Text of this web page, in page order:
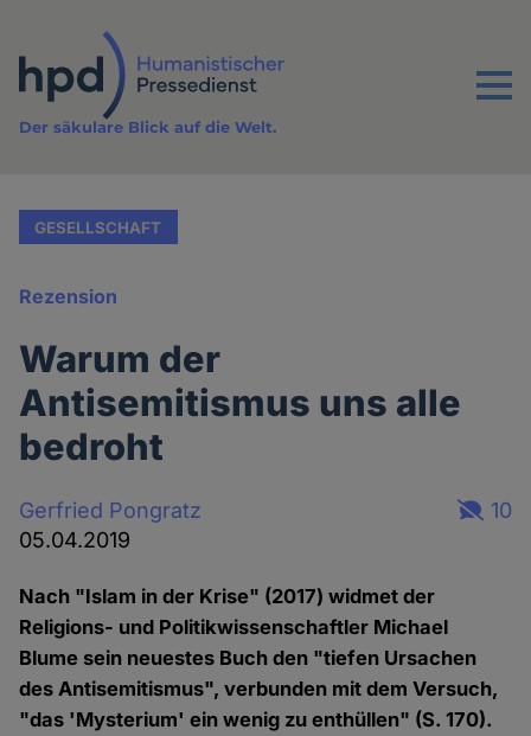
Inhalt
Menu
Der säkulare Blick auf die Welt.
GESELLSCHAFT
Rezension
Warum der
Antisemitismus uns alle
bedroht
Gerfried Pongratz
05.04.2019
10
Nach "Islam in der Krise" (2017) widmet der
Religions- und Politikwissenschaftler Michael
Blume sein neuestes Buch den "tiefen Ursachen
des Antisemitismus", verbunden mit dem Versuch,
"das 'Mysterium' ein wenig zu enthüllen" (S. 170).